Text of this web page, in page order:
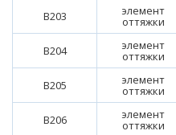
В203 элемент
оттяжки
В204 элемент
оттяжки
В205 элемент
оттяжки
В206 элемент
оттяжки